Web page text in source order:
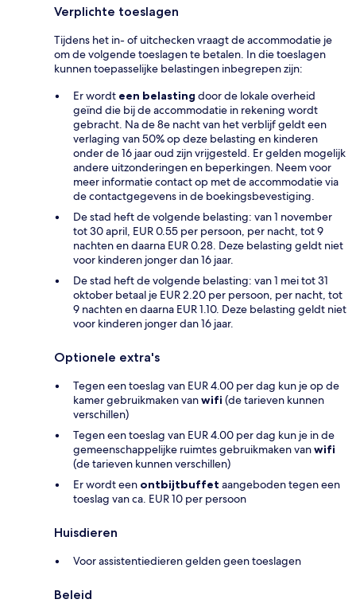
Verplichte toeslagen
Tijdens het in- of uitchecken vraagt de accommodatie je
om de volgende toeslagen te betalen. In die toeslagen
kunnen toepasselijke belastingen inbegrepen zijn:
Er wordt een belasting door de lokale overheid
geïnd die bij de accommodatie in rekening wordt
gebracht. Na de 8e nacht van het verblijf geldt een
verlaging van 50% op deze belasting en kinderen
onder de 16 jaar oud zijn vrijgesteld. Er gelden mogelijk
andere uitzonderingen en beperkingen. Neem voor
meer informatie contact op met de accommodatie via
de contactgegevens in de boekingsbevestiging.
De stad heft de volgende belasting: van 1 november
tot 30 april, EUR 0.55 per persoon, per nacht, tot 9
nachten en daarna EUR 0.28. Deze belasting geldt niet
voor kinderen jonger dan 16 jaar.
De stad heft de volgende belasting: van 1 mei tot 31
oktober betaal je EUR 2.20 per persoon, per nacht, tot
9 nachten en daarna EUR 1.10. Deze belasting geldt niet
voor kinderen jonger dan 16 jaar.
Optionele extra's
Tegen een toeslag van EUR 4.00 per dag kun je op de
kamer gebruikmaken vanwifi (de tarieven kunnen
verschillen)
Tegen een toeslag van EUR 4.00 per dag kun je in de
gemeenschappelijke ruimtes gebruikmaken vanwifi
(de tarieven kunnen verschillen)
Er wordt een ontbijtbuffet aangeboden tegen een
toeslag van ca. EUR 10 per persoon
Huisdieren
Voor assistentiedieren gelden geen toeslagen
Beleid